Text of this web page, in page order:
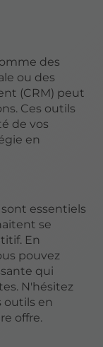
des
ou des
(CRM) peut
Ces outils
de vos
en
essentiels
se
En
pouvez
qui
N'hésitez
outils en
offre.